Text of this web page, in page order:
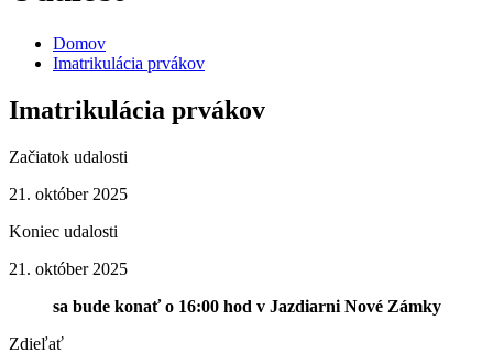
Domov
Imatrikulácia prvákov
Imatrikulácia prvákov
Začiatok udalosti
21. október 2025
Koniec udalosti
21. október 2025
sa bude konať o 16:00 hod v Jazdiarni Nové Zámky
Zdieľať